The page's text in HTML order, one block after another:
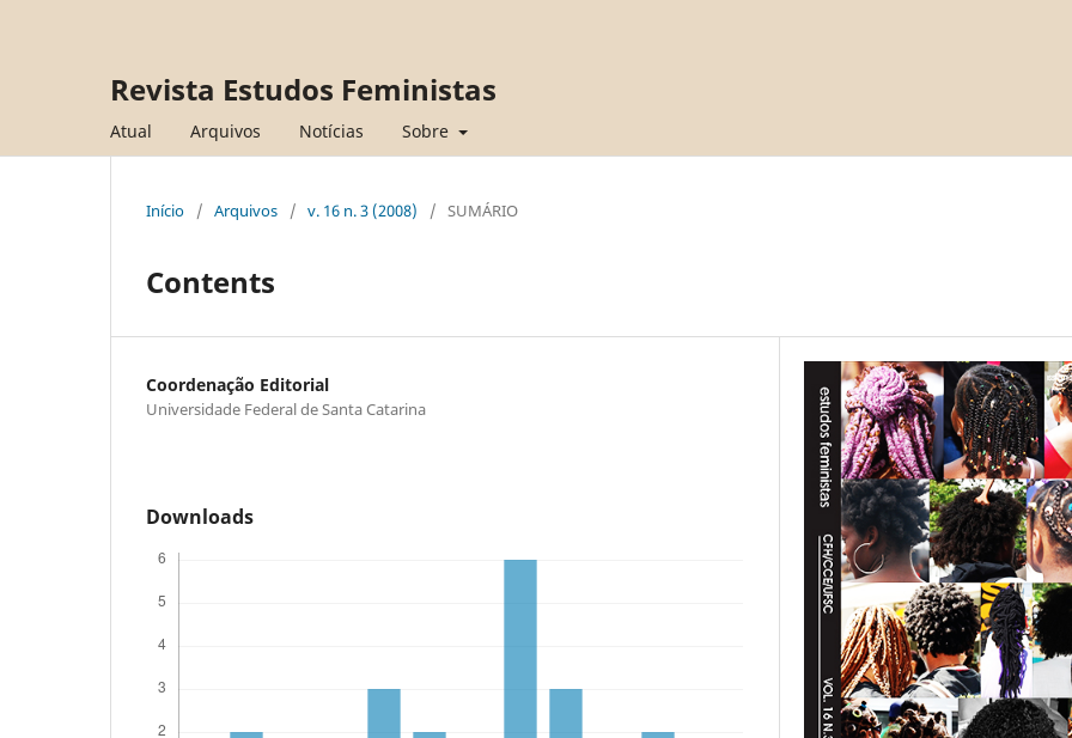
Revista Estudos Feministas
Atual Arquivos Notícias Sobre
Início / Arquivos / v. 16 n. 3 (2008) / SUMÁRIO
Contents
Coordenação Editorial
Universidade Federal de Santa Catarina
Downloads